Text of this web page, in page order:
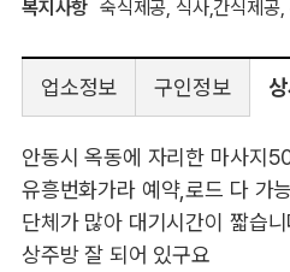
복지사항 숙식제공, 식사,간식제공
업소정보 구인정보
안동시 옥동에 자리한 마사지
유흥번화가라 예약,로드 다 가
단체가 많아 대기시간이 짧습
상주방 잘 되어 있구요